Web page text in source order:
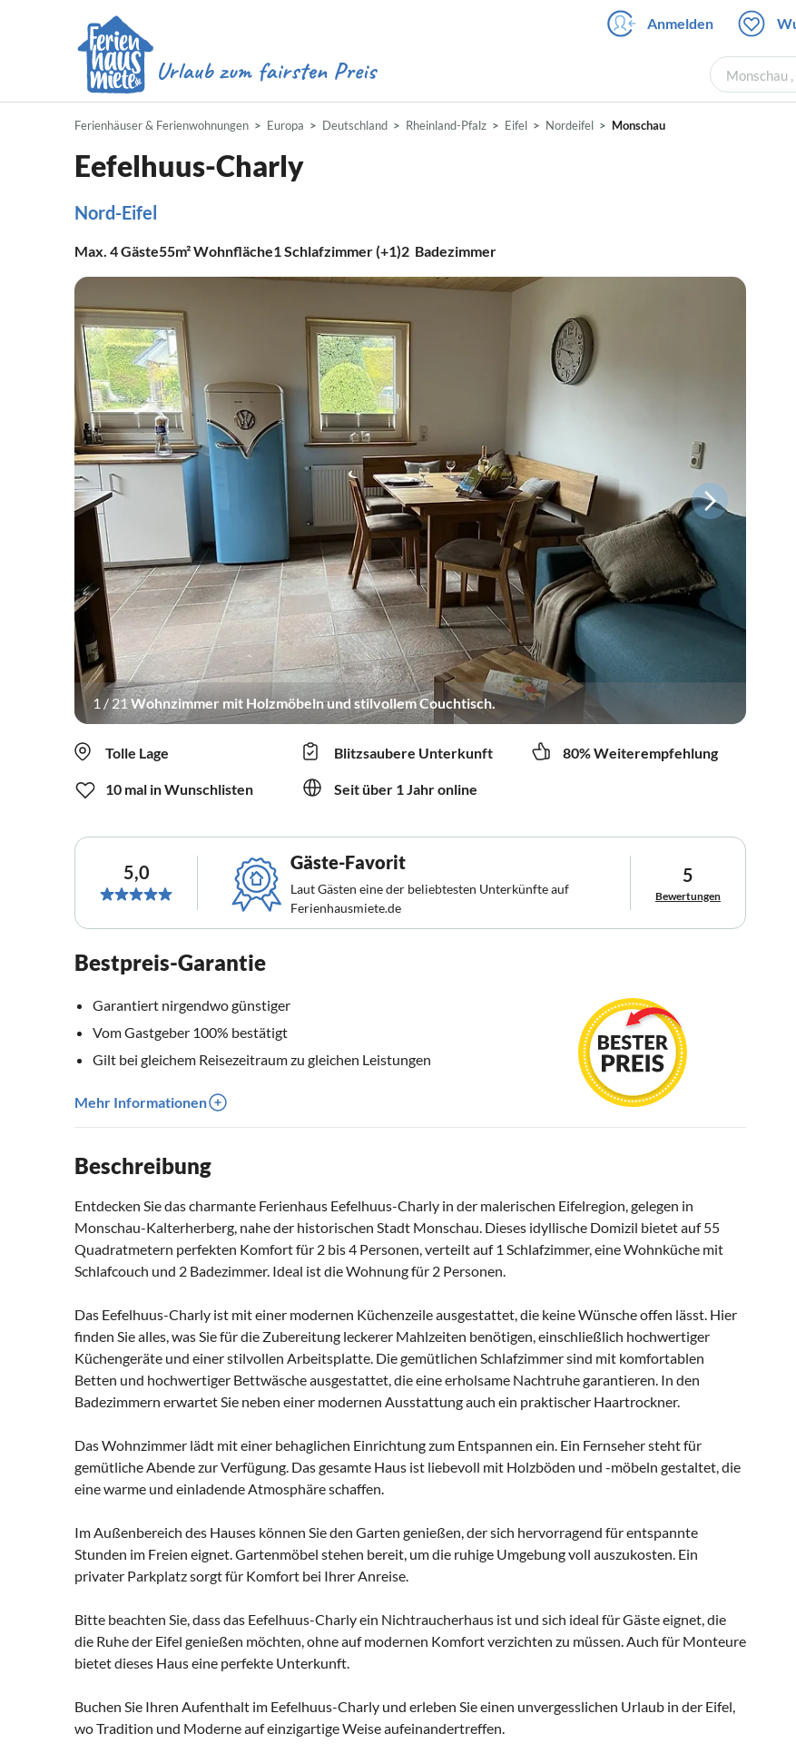
Anmelden
Monschau
Ferienhäuser & Ferienwohnungen Europa Deutschland Rheinland-Pfalz Eifel Nordeifel Monschau
Eefelhuus-Charly
Nord-Eifel
Max. 4Gäste55m²Wohnfläche1Schlafzimmer (+1)2 Badezimmer
1 /21Wohnzimmer mit Holzmöbeln und stilvollem Couchtisch.
Tolle Lage Blitzsaubere Unterkunft 80% Weiterempfehlung
10 mal in Wunschlisten Seit über 1 Jahr online
5,0 Gäste-Favorit
Laut Gästen eine der beliebtesten Unterkünfte auf
Ferienhausmiete.de
5
Bewertungen
Bestpreis-Garantie
Garantiert nirgendwo günstiger
Vom Gastgeber 100% bestätigt
Gilt bei gleichem Reisezeitraum zu gleichen Leistungen
Mehr Informationen
Beschreibung
Entdecken Sie das charmante Ferienhaus Eefelhuus-Charly in der malerischen Eifelregion, gelegen in
Monschau-Kalterherberg, nahe der historischen Stadt Monschau. Dieses idyllische Domizil bietet auf 55
Quadratmetern perfekten Komfort für 2 bis 4 Personen, verteilt auf 1 Schlafzimmer, eine Wohnküche mit
Schlafcouch und 2 Badezimmer. Ideal ist die Wohnung für 2 Personen.
Das Eefelhuus-Charly ist mit einer modernen Küchenzeile ausgestattet, die keine Wünsche offen lässt. Hier
finden Sie alles, was Sie für die Zubereitung leckerer Mahlzeiten benötigen, einschließlich hochwertiger
Küchengeräte und einer stilvollen Arbeitsplatte. Die gemütlichen Schlafzimmer sind mit komfortablen
Betten und hochwertiger Bettwäsche ausgestattet, die eine erholsame Nachtruhe garantieren. In den
Badezimmern erwartet Sie neben einer modernen Ausstattung auch ein praktischer Haartrockner.
Das Wohnzimmer lädt mit einer behaglichen Einrichtung zum Entspannen ein. Ein Fernseher steht für
gemütliche Abende zur Verfügung. Das gesamte Haus ist liebevoll mit Holzböden und -möbeln gestaltet, die
eine warme und einladende Atmosphäre schaffen.
Im Außenbereich des Hauses können Sie den Garten genießen, der sich hervorragend für entspannte
Stunden im Freien eignet. Gartenmöbel stehen bereit, um die ruhige Umgebung voll auszukosten. Ein
privater Parkplatz sorgt für Komfort bei Ihrer Anreise.
Bitte beachten Sie, dass das Eefelhuus-Charly ein Nichtraucherhaus ist und sich ideal für Gäste eignet, die
die Ruhe der Eifel genießen möchten, ohne auf modernen Komfort verzichten zu müssen. Auch für Monteure
bietet dieses Haus eine perfekte Unterkunft.
Buchen Sie Ihren Aufenthalt im Eefelhuus-Charly und erleben Sie einen unvergesslichen Urlaub in der Eifel,
wo Tradition und Moderne auf einzigartige Weise aufeinandertreffen.